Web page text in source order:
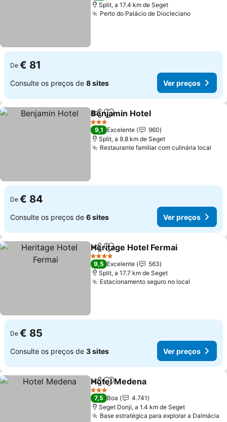
Split, a 17.4 km de Seget
Perto do Palácio de DioclecianoVer
De € 81
Consulte os preços de 8 sites Ver preços
PartilharAdicionar aos favoritos
Benjamin Hotel
3 Estrelas
9,1 Excelente
960
Split, a 9.8 km de Seget
Restaurante familiar com culinária local
De € 84
Consulte os preços de 6 sites Ver preços
PartilharAdicionar aos favoritos
Heritage Hotel Fermai
4 Estrelas
9,5 Excelente
563
Split, a 17.7 km de Seget
Estacionamento seguro no local
De € 85
Consulte os preços de 3 sites Ver preços
PartilharAdicionar aos favoritos
Hotel Medena
3 Estrelas
7,5 Boa
4.741
Seget Donji, a 1.4 km de Seget
Base estratégica para explorar a Dalmácia